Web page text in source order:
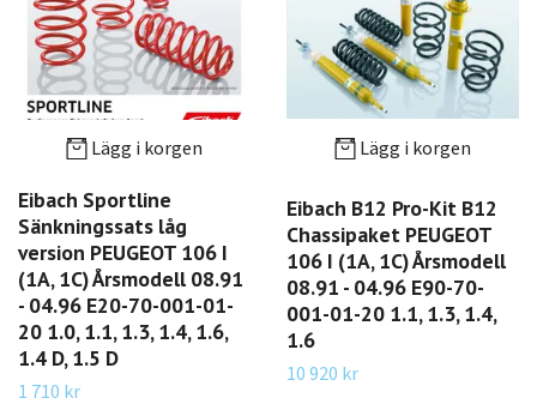
Lägg i korgen
Eibach Sportline
Sänkningssats låg
version PEUGEOT 106 I
(1A, 1C) Årsmodell 08.91
- 04.96 E20-70-001-01-
20 1.0, 1.1, 1.3, 1.4, 1.6,
1.4 D, 1.5 D
1 710 kr
Lägg i korgen
Eibach B12 Pro-Kit B12
Chassipaket PEUGEOT
106 I (1A, 1C) Årsmodell
08.91 - 04.96 E90-70-
001-01-20 1.1, 1.3, 1.4,
1.6
10 920 kr